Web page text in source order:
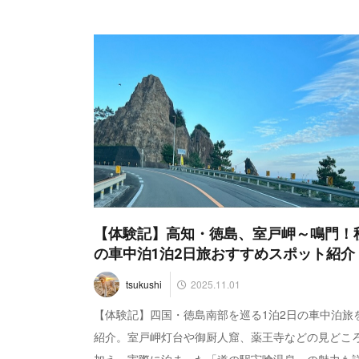
【体験記】高知・徳島、室戸岬～鳴門！
の車中泊1泊2日旅おすすめスポット紹介
tsukushi 2025.11.01
【体験記】四国・徳島南部を巡る1泊2日の車中泊旅
紹介。室戸岬灯台や御厨人窟、薬王寺などの見どこ